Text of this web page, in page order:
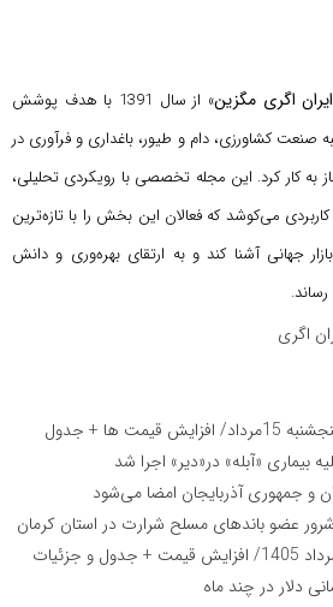
ایران اگری مگزین
» از سال 1391 با هدف پوشش
صنعت کشاورزی، دام و طیور، باغداری و فرآوری در
به کار کرد. این مجله تخصصی با رویکردی تحلیلی،
می‌کوشد که فعالان این بخش را با تازه‌ترین
جهانی آشنا کند و به ارتقای بهره‌وری و دانش
اگری
ها + جدول
«آبله» در«دیر» اجرا شد
و جمهوری آذربایجان امضا می‌شود